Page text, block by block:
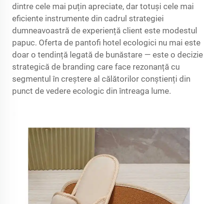
dintre cele mai puțin apreciate, dar totuși cele mai
eficiente instrumente din cadrul strategiei
dumneavoastră de experiență client este modestul
papuc. Oferta de pantofi hotel ecologici nu mai este
doar o tendință legată de bunăstare — este o decizie
strategică de branding care face rezonanță cu
segmentul în creștere al călătorilor conștienți din
punct de vedere ecologic din întreaga lume.